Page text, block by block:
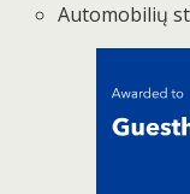
Automobilių